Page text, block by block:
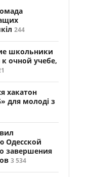
244
школьники
очной учебе,
хакатон
для молоді з
Одесской
завершения
3 534